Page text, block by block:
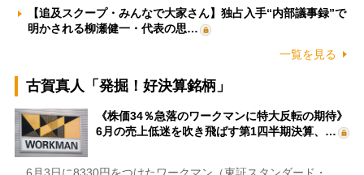
【追及スクープ・みんなで大家さん】独占入手“内部議事録”で
明かされる柳瀬健一・代表の思…
一覧を見る
古賀真人「発掘！好決算銘柄」
《株価34％急落のワークマンに特大反転の期待》
6月の売上低迷を吹き飛ばす第1四半期決算、…